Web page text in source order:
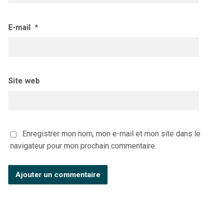
E-mail *
Site web
Enregistrer mon nom, mon e-mail et mon site dans le
navigateur pour mon prochain commentaire.